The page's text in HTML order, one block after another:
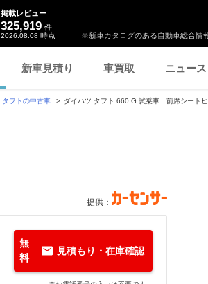
※新車カタログのある自動車総合情
掲載レビュー
325,919 件
2026.08.08 時点
新車見積り 車買取 ニュース
タフトの中古車 ダイハツ タフト 660 G 試乗車 前席シート
提供：
無
料
見積もり・在庫確認